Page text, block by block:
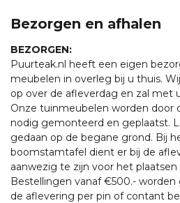
Bezorgen en afhalen
BEZORGEN:
Puurteak.nl heeft een eigen
meubelen in overleg bij u thuis.
op over de afleverdag en zal met
Onze tuinmeubelen worden door
nodig gemonteerd en geplaatst.
gedaan op de begane grond. Bij
boomstamtafel dient er bij de
aanwezig te zijn voor het plaatsen
Bestellingen vanaf €500.- worden
de aflevering per pin of contant